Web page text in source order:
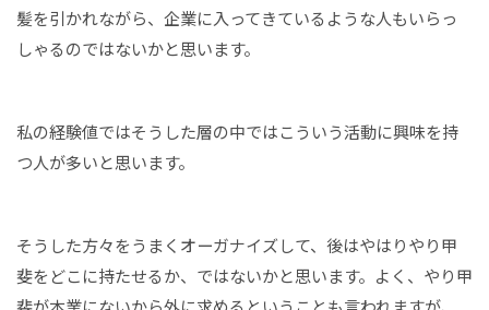
髪を引かれながら、企業に入ってきているような人もいらっ
しゃるのではないかと思います。
私の経験値ではそうした層の中ではこういう活動に興味を持
つ人が多いと思います。
そうした方々をうまくオーガナイズして、後はやはりやり甲
斐をどこに持たせるか、ではないかと思います。よく、やり甲